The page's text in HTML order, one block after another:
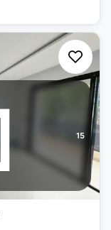
15